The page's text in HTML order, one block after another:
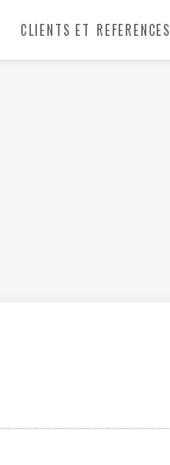
CLIENTS ET REFERENCES